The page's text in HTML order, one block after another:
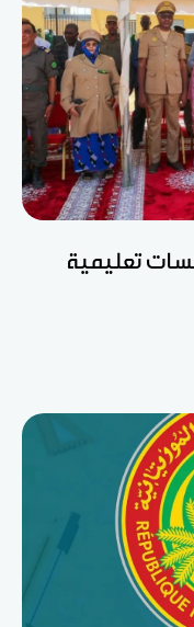
تعليمية